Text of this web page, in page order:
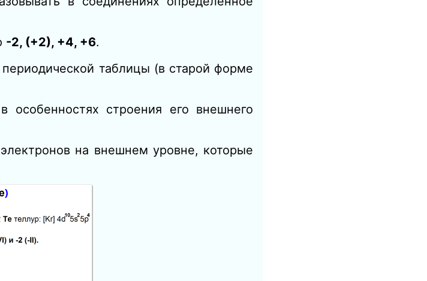
-2, (+2), +4, +6.
периодической таблицы (в старой форме
особенностях строения его внешнего
на внешнем уровне, которые